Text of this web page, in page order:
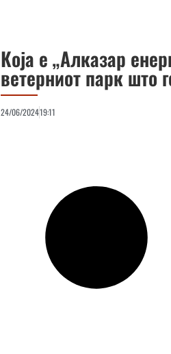
Која е „Алказар
ветерниот парк што
24/06/202419:11